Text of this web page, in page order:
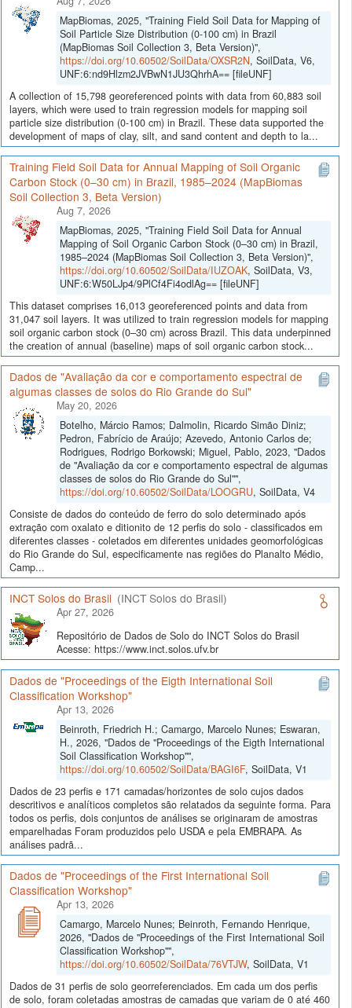
MapBiomas, 2025, "Training Field Soil Data for Mapping of
Soil Particle Size Distribution (0-100 cm) in Brazil
(MapBiomas Soil Collection 3, Beta Version)",
https://doi.org/10.60502/SoilData/OXSR2N, SoilData, V6,
UNF:6:nd9Hlzm2JVBwN1JU3QhrhA== [fileUNF]
A collection of 15,798 georeferenced points with data from 60,883 soil
layers, which were used to train regression models for mapping soil
particle size distribution (0-100 cm) in Brazil. These data supported the
development of maps of clay, silt, and sand content and depth to la...
Training Field Soil Data for Annual Mapping of Soil Organic
Carbon Stock (0–30 cm) in Brazil, 1985–2024 (MapBiomas
Soil Collection 3, Beta Version)
Aug 7, 2026
MapBiomas, 2025, "Training Field Soil Data for Annual
Mapping of Soil Organic Carbon Stock (0–30 cm) in Brazil,
1985–2024 (MapBiomas Soil Collection 3, Beta Version)",
https://doi.org/10.60502/SoilData/IUZOAK, SoilData, V3,
UNF:6:W50LJp4/9PlCf4Fi4odlAg== [fileUNF]
This dataset comprises 16,013 georeferenced points and data from
31,047 soil layers. It was utilized to train regression models for mapping
soil organic carbon stock (0–30 cm) across Brazil. This data underpinned
the creation of annual (baseline) maps of soil organic carbon stock...
Dados de "Avaliação da cor e comportamento espectral de
algumas classes de solos do Rio Grande do Sul"
May 20, 2026
Botelho, Márcio Ramos; Dalmolin, Ricardo Simão Diniz;
Pedron, Fabrício de Araújo; Azevedo, Antonio Carlos de;
Rodrigues, Rodrigo Borkowski; Miguel, Pablo, 2023, "Dados
de "Avaliação da cor e comportamento espectral de algumas
classes de solos do Rio Grande do Sul"",
https://doi.org/10.60502/SoilData/LOOGRU, SoilData, V4
Consiste de dados do conteúdo de ferro do solo determinado após
extração com oxalato e ditionito de 12 perfis do solo - classificados em
diferentes classes - coletados em diferentes unidades geomorfológicas
do Rio Grande do Sul, especificamente nas regiões do Planalto Médio,
Camp...
INCT Solos do Brasil (INCT Solos do Brasil)
Apr 27, 2026
Repositório de Dados de Solo do INCT Solos do Brasil
Acesse: https://www.inct.solos.ufv.br
Dados de "Proceedings of the Eigth International Soil
Classification Workshop"
Apr 13, 2026
Beinroth, Friedrich H.; Camargo, Marcelo Nunes; Eswaran,
H., 2026, "Dados de "Proceedings of the Eigth International
Soil Classification Workshop"",
https://doi.org/10.60502/SoilData/BAGI6F, SoilData, V1
Dados de 23 perfis e 171 camadas/horizontes de solo cujos dados
descritivos e analíticos completos são relatados da seguinte forma. Para
todos os perfis, dois conjuntos de análises se originaram de amostras
emparelhadas Foram produzidos pelo USDA e pela EMBRAPA. As
análises padrã...
Dados de "Proceedings of the First International Soil
Classification Workshop"
Apr 13, 2026
Camargo, Marcelo Nunes; Beinroth, Fernando Henrique,
2026, "Dados de "Proceedings of the First International Soil
Classification Workshop"",
https://doi.org/10.60502/SoilData/76VTJW, SoilData, V1
Dados de 31 perfis de solo georreferenciados. Em cada um dos perfis
de solo, foram coletadas amostras de camadas que variam de 0 até 460